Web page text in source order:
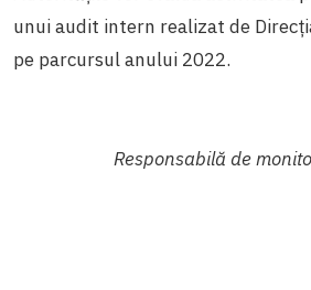
unui audit intern realizat de
pe parcursul anului 2022.
Responsabilă de